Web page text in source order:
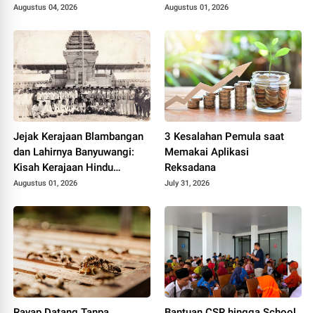
Augustus 04, 2026
Blambangan yang Tetap
Augustus 01, 2026
Jejak Kerajaan Blambangan
dan Lahirnya Banyuwangi:
Kisah Kerajaan Hindu
Terakhir di Tanah Jawa
Augustus 01, 2026
3 Kesalahan Pemula saat
Memakai Aplikasi
Reksadana
July 31, 2026